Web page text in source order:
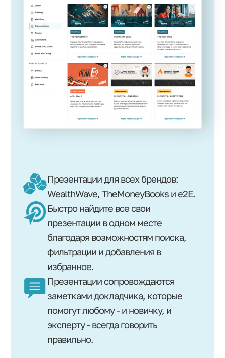
Презентации для всех брендов:
WealthWave, TheMoneyBooks и e2E.
Быстро найдите все свои
презентации в одном месте
благодаря возможностям поиска,
фильтрации и добавления в
избранное.
Презентации сопровождаются
заметками докладчика, которые
помогут любому - и новичку, и
эксперту - всегда говорить
правильно.